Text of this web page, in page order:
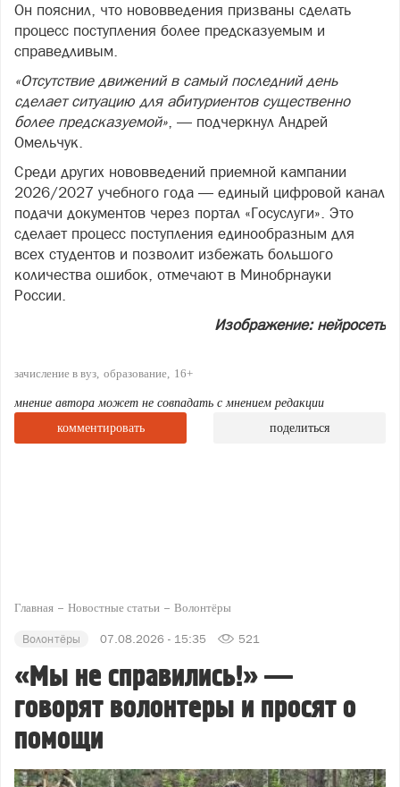
Он пояснил, что нововведения призваны сделать
процесс поступления более предсказуемым и
справедливым.
«Отсутствие движений в самый последний день
сделает ситуацию для абитуриентов существенно
более предсказуемой», — подчеркнул Андрей
Омельчук.
Среди других нововведений приемной кампании
2026/2027 учебного года — единый цифровой канал
подачи документов через портал «Госуслуги». Это
сделает процесс поступления единообразным для
всех студентов и позволит избежать большого
количества ошибок, отмечают в Минобрнауки
России.
Изображение: нейросеть
зачисление в вуз образование 16+
мнение автора может не совпадать с мнением редакции
комментировать
поделиться
Главная Новостные статьи Волонтёры
Волонтёры 07.08.2026 - 15:35 521
«Мы не справились!» —
говорят волонтеры и просят о
помощи